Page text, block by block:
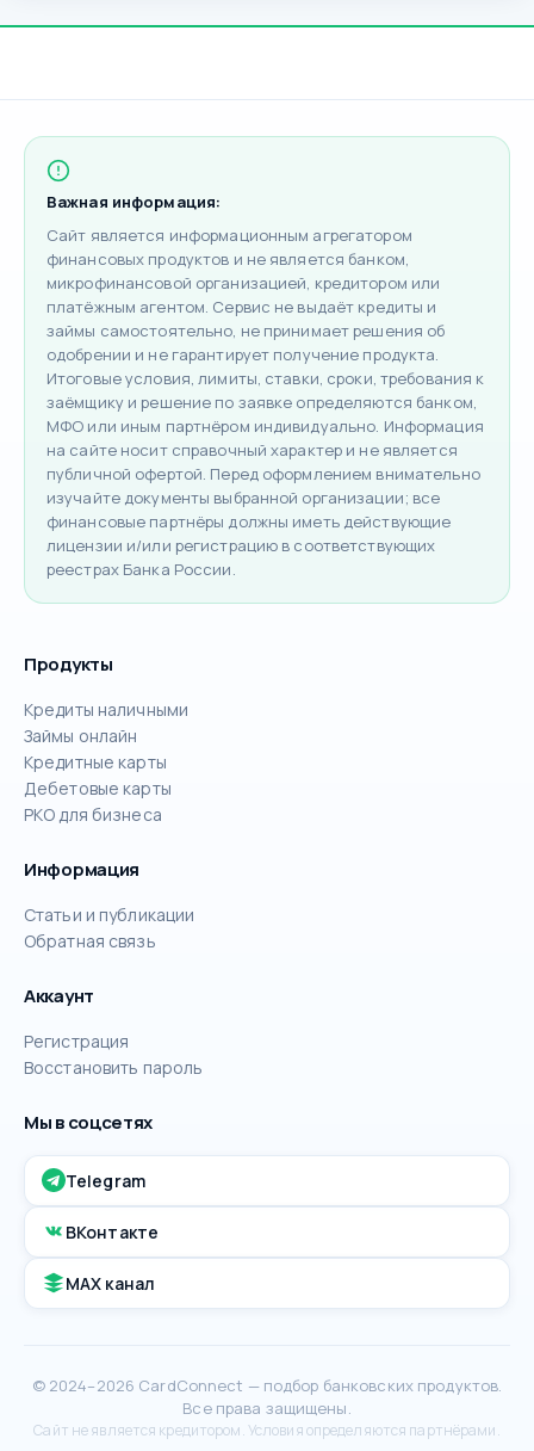
Важная информация:
Сайт является информационным агрегатором
финансовых продуктов и не является банком,
микрофинансовой организацией, кредитором или
платёжным агентом. Сервис не выдаёт кредиты и
займы самостоятельно, не принимает решения об
одобрении и не гарантирует получение продукта.
Итоговые условия, лимиты, ставки, сроки, требования к
заёмщику и решение по заявке определяются банком,
МФО или иным партнёром индивидуально. Информация
на сайте носит справочный характер и не является
публичной офертой. Перед оформлением внимательно
изучайте документы выбранной организации; все
финансовые партнёры должны иметь действующие
лицензии и/или регистрацию в соответствующих
реестрах Банка России.
Продукты
Кредиты наличными
Займы онлайн
Кредитные карты
Дебетовые карты
РКО для бизнеса
Информация
Статьи и публикации
Обратная связь
Аккаунт
Регистрация
Восстановить пароль
Мы в соцсетях
Telegram
ВКонтакте
MAX канал
© 2024–2026 CardConnect — подбор банковских продуктов.
Все права защищены.
Сайт не является кредитором. Условия определяются партнёрами.